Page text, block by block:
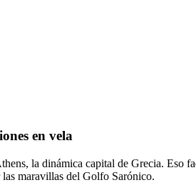
en vela
la dinámica capital de Grecia.
las maravillas del Golfo Sarónico.